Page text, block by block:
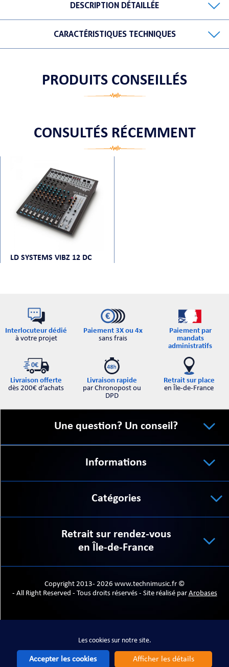
Les cookies sur notre site.
Accepter les cookies Afficher les détails
DESCRIPTION DÉTAILLÉE
CARACTÉRISTIQUES TECHNIQUES
PRODUITS CONSEILLÉS
CONSULTÉS RÉCEMMENT
LD SYSTEMS VIBZ 12 DC
Interlocuteur dédié
à votre projet
Paiement 3X ou 4x
sans frais
Paiement par
mandats
administratifs
Livraison offerte
dès 200€ d’achats
Livraison rapide
par Chronopost ou
DPD
Retrait sur place
en Île-de-France
Une question? Un conseil?
Informations
Catégories
Retrait sur rendez-vous
en Île-de-France
Copyright 2013- 2026 www.technimusic.fr ©
- All Right Reserved - Tous droits réservés - Site réalisé par Arobases